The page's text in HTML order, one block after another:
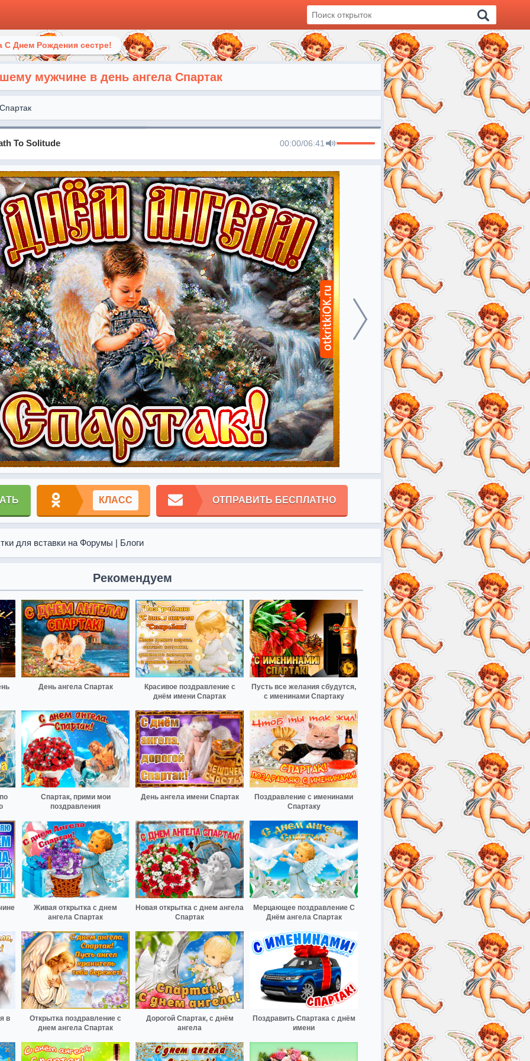
С Днем Рождения сестре!
мужчине в день ангела Спартак
Спартак
To Solitude 00:00/06:41
КЛАСС ОТПРАВИТЬ БЕСПЛАТНО
для вставки на Форумы | Блоги
Рекомендуем
День ангела Спартак
Красивое поздравление с
днём имени Спартак
Пусть все желания сбудутся,
с именинами Спартаку
Спартак, прими мои
поздравления
День ангела имени Спартак
Поздравление с именинами
Спартаку
Живая открытка с днем
ангела Спартак
Новая открытка с днем ангела
Спартак
Мерцающее поздравление С
Днём ангела Спартак
в
Открытка поздравление с
днем ангела Спартак
Дорогой Спартак, с днём
ангела
Поздравить Спартака с днём
имени